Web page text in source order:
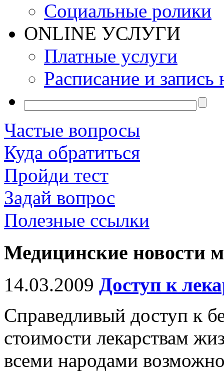
Социальные ролики
ONLINE УСЛУГИ
Платные услуги
Расписание и запись
Частые вопросы
Куда обратиться
Пройди тест
Задай вопрос
Полезные ссылки
Медицинские новости
14.03.2009 Доступ к
Справедливый доступ к
стоимости лекарствам
всеми народами